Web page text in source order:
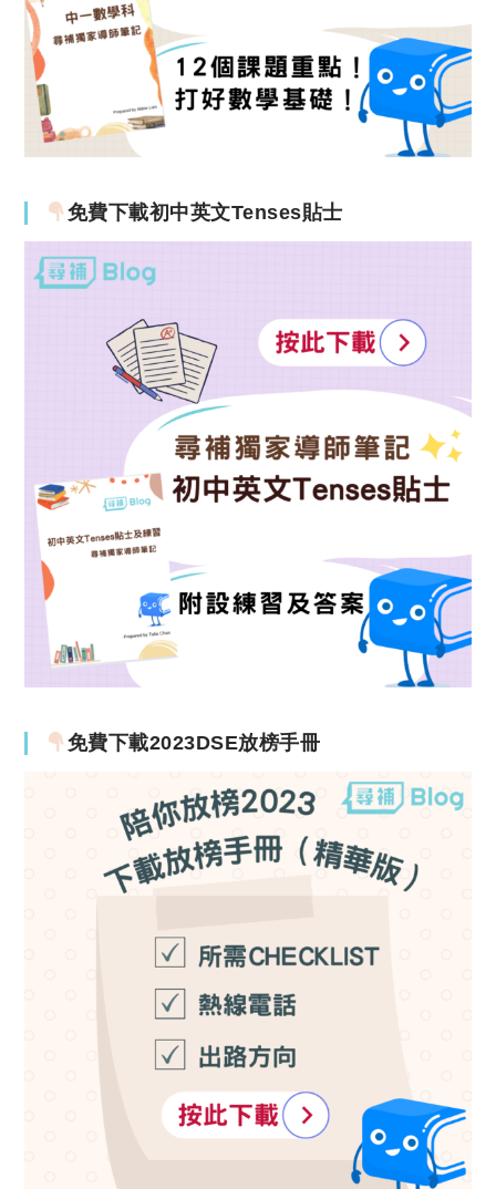
免費下載初中英文Tenses貼士
免費下載2023DSE放榜手冊